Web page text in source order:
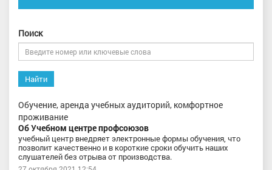
Поиск
Найти
Обучение, аренда учебных аудиторий, комфортное
проживание
Об Учебном центре профсоюзов
учебный центр внедряет электронные формы обучения, что
позволит качественно и в короткие сроки обучить наших
слушателей без отрыва от производства.